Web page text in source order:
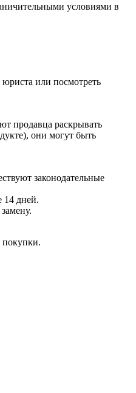
условиями в
юриста или посмотреть
продавца раскрывать
они могут быть
законодательные
14 дней.
покупки.